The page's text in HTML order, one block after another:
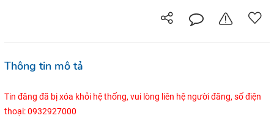
Thông tin mô tả
Tin đăng đã bị xóa khỏi hệ thống, vui lòng liên hệ người đăng, số điện
thoại: 0932927000